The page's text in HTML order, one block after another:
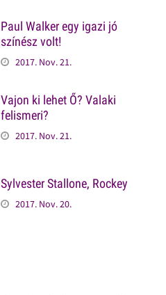
Paul Walker egy igazi jó
színész volt!
2017. Nov. 21.
Vajon ki lehet Ő? Valaki
felismeri?
2017. Nov. 21.
Sylvester Stallone, Rockey
2017. Nov. 20.